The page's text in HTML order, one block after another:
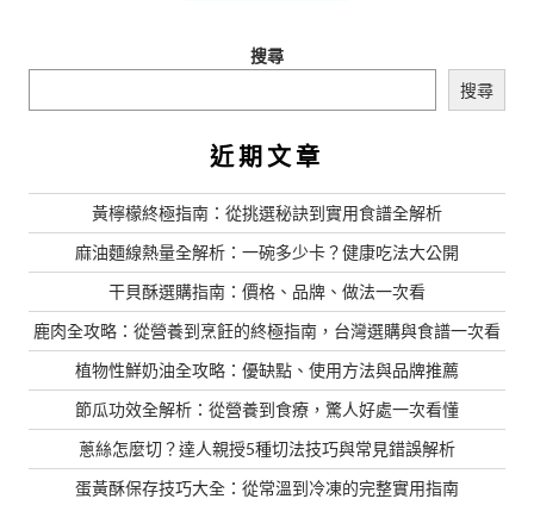
搜尋
搜尋
近期文章
黃檸檬終極指南：從挑選秘訣到實用食譜全解析
麻油麵線熱量全解析：一碗多少卡？健康吃法大公開
干貝酥選購指南：價格、品牌、做法一次看
鹿肉全攻略：從營養到烹飪的終極指南，台灣選購與食譜一次看
植物性鮮奶油全攻略：優缺點、使用方法與品牌推薦
節瓜功效全解析：從營養到食療，驚人好處一次看懂
蔥絲怎麼切？達人親授5種切法技巧與常見錯誤解析
蛋黃酥保存技巧大全：從常溫到冷凍的完整實用指南